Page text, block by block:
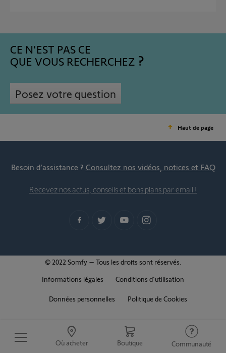
Où acheter Boutique Communauté
CE N'EST PAS CE
QUE VOUS RECHERCHEZ
Posez votre question
Haut de page
Besoin d’assistance ? Consultez nos vidéos, notices et FAQ
Recevez nos actus, conseils et bons plans par email !
© 2022 Somfy – Tous les droits sont réservés.
Informations légales
Conditions d'utilisation
Données personnelles Politique de Cookies